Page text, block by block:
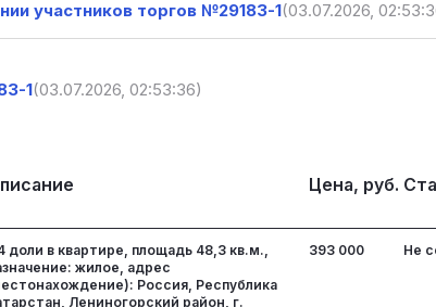
участников торгов №29183-1(03.07.2026,
1(03.07.2026, 02:53:36)
Цена, руб.
доли в квартире, площадь 48,3 кв.м.,
жилое, адрес
Россия, Республика
Лениногорский район, г.
393 000 Не